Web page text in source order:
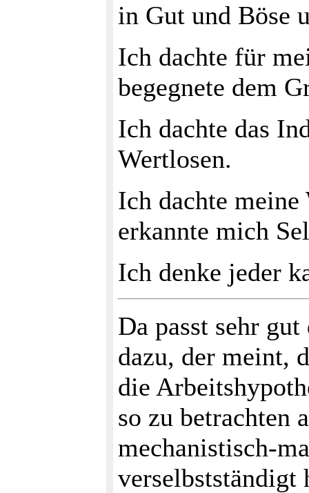
in Gut und Böse
Ich dachte für
begegnete dem
Ich dachte das
Wertlosen.
Ich dachte
erkannte mich
Ich denke jeder
Da passt sehr
dazu, der meint,
die
so zu betrachten
mechanistisch-
verselbstständigt